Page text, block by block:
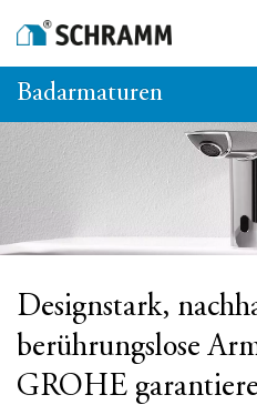
Badarmaturen
Designstark,
berührungslose
GROHE